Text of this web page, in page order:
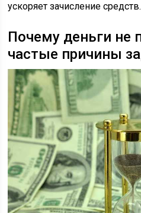
ускоряет зачисление средств.
Почему деньги не
частые причины